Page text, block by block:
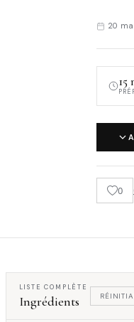
20
15
0
LISTE COMPLÈTE
Ingrédients